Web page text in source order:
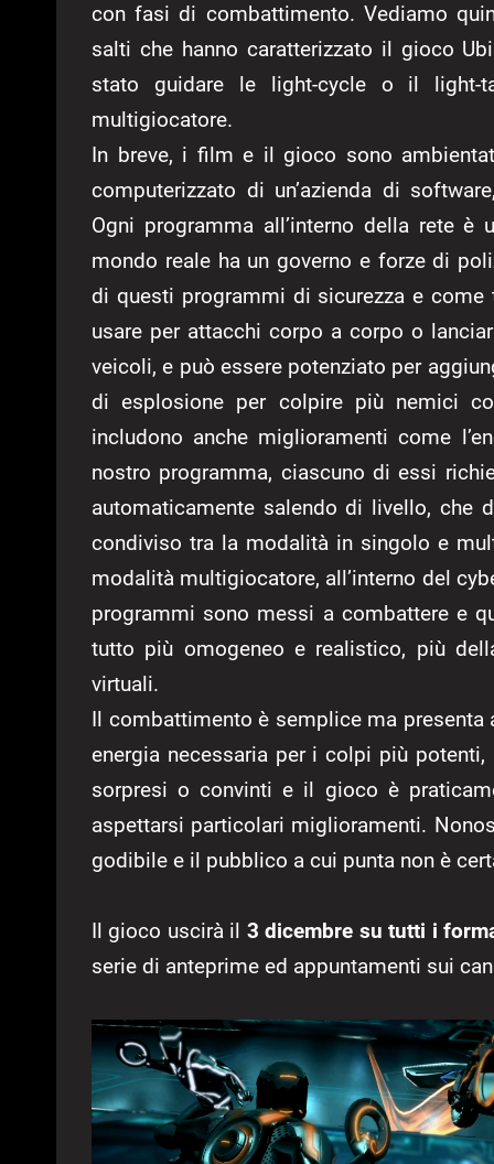
con fasi di combattimento. Vediamo
salti che hanno caratterizzato il gioco
stato guidare le light-cycle o il light-
multigiocatore.
In breve, i film e il gioco sono
computerizzato di un’azienda di
Ogni programma all’interno della rete
mondo reale ha un governo e forze di
di questi programmi di sicurezza e
usare per attacchi corpo a corpo o
veicoli, e può essere potenziato per
di esplosione per colpire più nemici
includono anche miglioramenti come
nostro programma, ciascuno di essi
automaticamente salendo di livello, che
condiviso tra la modalità in singolo e
modalità multigiocatore, all’interno del
programmi sono messi a combattere e
tutto più omogeneo e realistico, più
virtuali.
Il combattimento è semplice ma presenta
energia necessaria per i colpi più
sorpresi o convinti e il gioco è
aspettarsi particolari miglioramenti.
godibile e il pubblico a cui punta non è
Il gioco uscirà il 3 dicembre su tutti i
serie di anteprime ed appuntamenti sui